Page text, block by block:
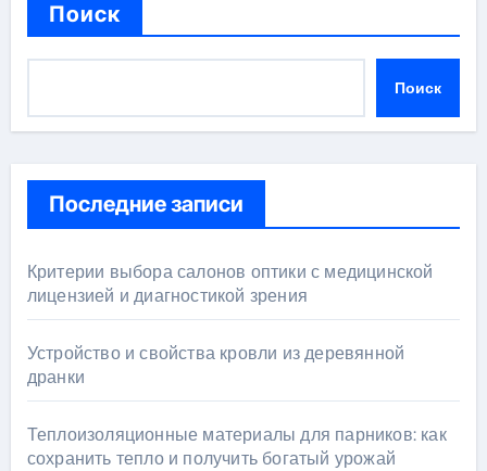
Поиск
Поиск
Последние записи
Критерии выбора салонов оптики с медицинской
лицензией и диагностикой зрения
Устройство и свойства кровли из деревянной
дранки
Теплоизоляционные материалы для парников: как
сохранить тепло и получить богатый урожай